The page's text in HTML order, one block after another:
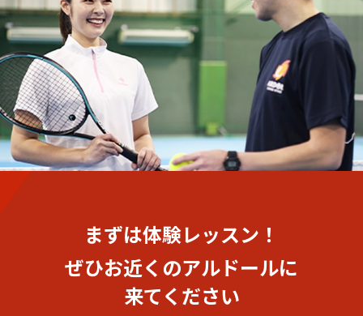
まずは体験レッスン！
ぜひお近くのアルドールに
来てください